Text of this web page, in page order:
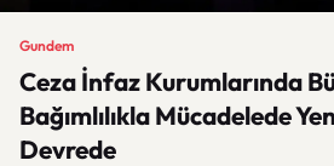
Gundem
Ceza İnfaz Kurumlarında
Bağımlılıkla Mücadelede
Devrede